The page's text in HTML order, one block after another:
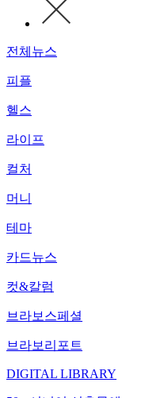
전체뉴스
피플
헬스
라이프
컬처
머니
테마
카드뉴스
컷&칼럼
브라보스페셜
브라보리포트
DIGITAL LIBRARY